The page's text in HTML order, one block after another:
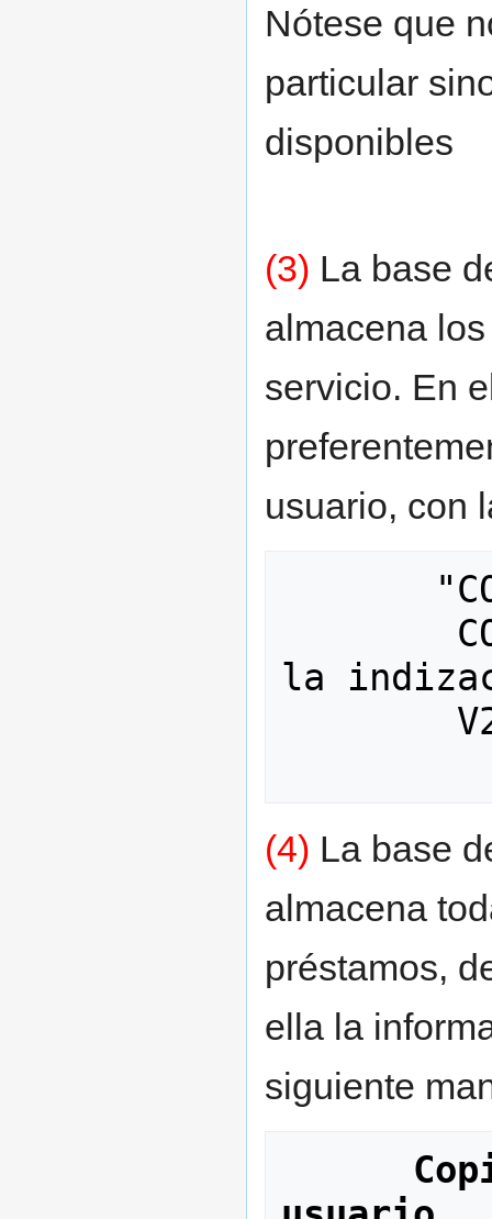
Nótese que
particular
disponibles
(3) La base
almacena
servicio. En
usuario, con
la
(4) La base
almacena
préstamos,
ella la
siguiente